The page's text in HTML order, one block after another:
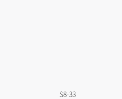
S8-33